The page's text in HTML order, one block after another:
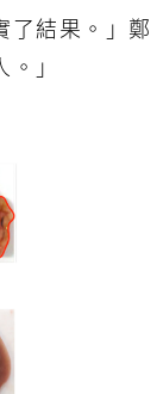
了結果。」鄭
」